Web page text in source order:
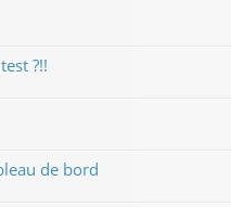
?!!
de bord